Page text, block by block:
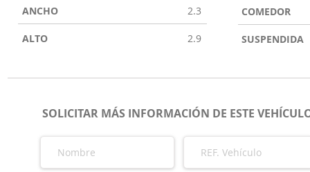
ANCHO 2.3
ALTO 2.9
COMEDOR
SUSPENDIDA
SOLICITAR MÁS INFORMACIÓN DE ESTE